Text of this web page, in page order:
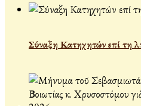
Σύναξη Κατηχητών επί τη